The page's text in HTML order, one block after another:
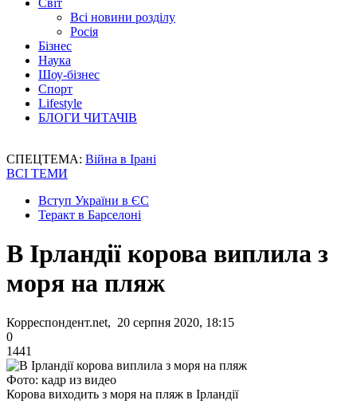
Світ
Всі новини розділу
Росія
Бізнес
Наука
Шоу-бізнес
Спорт
Lifestyle
БЛОГИ ЧИТАЧІВ
СПЕЦТЕМА: Війна в Ірані
ВСІ ТЕМИ
Вступ України в ЄС
Теракт в Барселоні
В Ірландії корова виплила з
моря на пляж
Корреспондент.net, 20 серпня 2020, 18:15
0
1441
Фото: кадр из видео
Корова виходить з моря на пляж в Ірландії